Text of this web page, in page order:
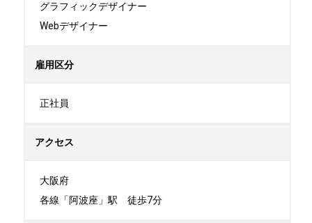
グラフィックデザイナー
Webデザイナー
雇用区分
正社員
アクセス
大阪府
各線「阿波座」駅　徒歩7分